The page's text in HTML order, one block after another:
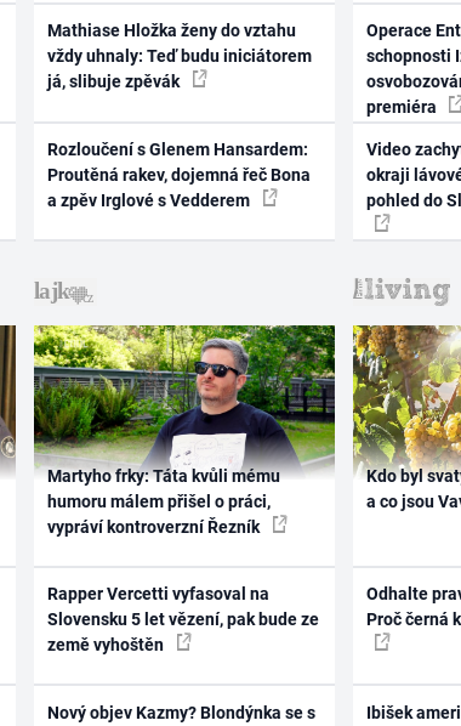
Mathiase Hložka ženy do vztahu
vždy uhnaly: Teď budu iniciátorem
já, slibuje zpěvák
Rozloučení s Glenem Hansardem:
Proutěná rakev, dojemná řeč Bona
a zpěv Irglové s Vedderem
Operace
schopnosti
premiéra
Video
okraji
pohled do
Martyho frky: Táta kvůli mému
humoru málem přišel o práci,
vypráví kontroverzní Řezník
Rapper Vercetti vyfasoval na
Slovensku 5 let vězení, pak bude ze
země vyhoštěn
Nový objev Kazmy? Blondýnka se s
Kdo byl
a co jsou
Odhalte
Proč černá
Ibišek